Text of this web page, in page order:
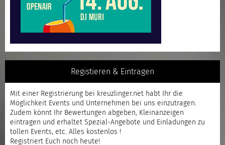
Registieren & Eintragen
Mit einer Registrierung bei kreuzlinger.net habt Ihr die
Möglichkeit Events und Unternehmen bei uns einzutragen.
Zudem könnt Ihr Bewertungen abgeben, Kleinanzeigen
eintragen und erhaltet Spezial-Angebote und Einladungen zu
tollen Events, etc. Alles kostenlos !
Registriert Euch noch heute!